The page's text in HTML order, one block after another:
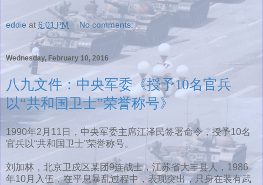
eddie at 6:01 PM No comments:
Wednesday, February 10, 2016
八九文件：中央军委《授予10名官兵
以“共和国卫士”荣誉称号》
1990年2月11日，中央军委主席江泽民签署命令，授予10名
官兵以“共和国卫士”荣誉称号。
刘加林，北京卫戍区某团9连战士，江苏省大丰县人，1986
年10月入伍，在平息暴乱过程中，表现突出，只身在装有武